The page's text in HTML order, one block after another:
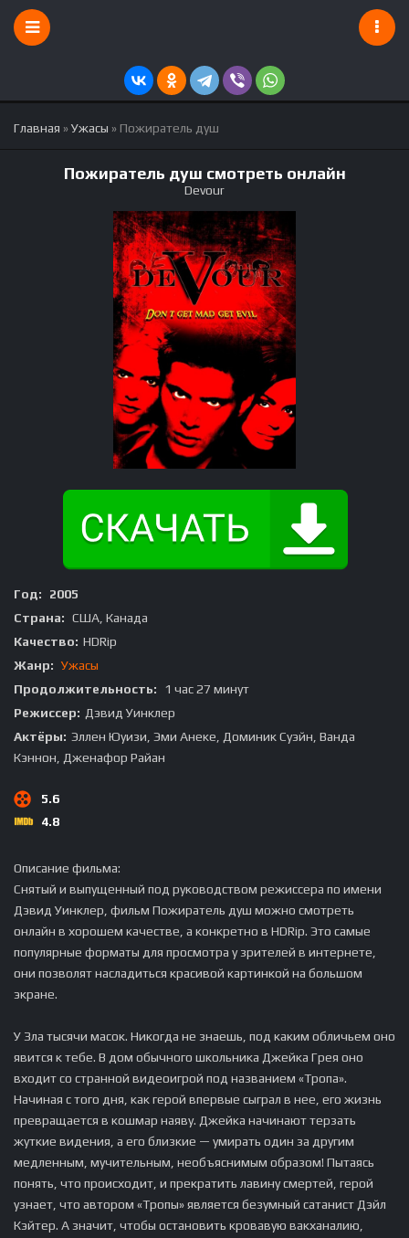
Главная »Ужасы » Пожиратель душ
Пожиратель душ смотреть онлайн
Devour
Год:
2005
Страна: США, Канада
Качество: HDRip
Жанр: Ужасы
Продолжительность:
1 час 27 минут
Режиссер: Дэвид Уинклер
Актёры: Эллен Юуизи, Эми Анеке, Доминик Суэйн, Ванда
Кэннон, Дженафор Райан
5.6
4.8
Описание фильма:
Снятый и выпущенный под руководством режиссера по имени
Дэвид Уинклер, фильм Пожиратель душ можно смотреть
онлайн в хорошем качестве, а конкретно в HDRip. Это самые
популярные форматы для просмотра у зрителей в интернете,
они позволят насладиться красивой картинкой на большом
экране.
У Зла тысячи масок. Никогда не знаешь, под каким обличьем оно
явится к тебе. В дом обычного школьника Джейка Грея оно
входит со странной видеоигрой под названием «Тропа».
Начиная с того дня, как герой впервые сыграл в нее, его жизнь
превращается в кошмар наяву. Джейка начинают терзать
жуткие видения, а его близкие — умирать один за другим
медленным, мучительным, необъяснимым образом! Пытаясь
понять, что происходит, и прекратить лавину смертей, герой
узнает, что автором «Тропы» является безумный сатанист Дэйл
Кэйтер. А значит, чтобы остановить кровавую вакханалию,